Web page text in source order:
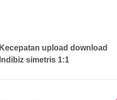
Kecepatan upload download
Indibiz simetris 1:1